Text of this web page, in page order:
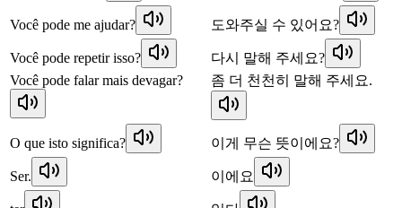
Você pode me ajudar? 도와주실 수 있어요?
Você pode repetir isso?
다시 말해 주세요?
Você pode falar mais devagar?
좀 더 천천히 말해 주세요.
O que isto significa? 이게 무슨 뜻이에요?
Ser. 이에요